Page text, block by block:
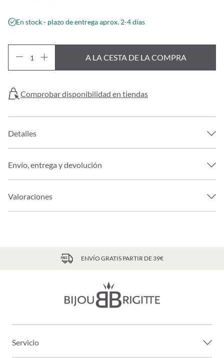
En stock - plazo de entrega aprox. 2-4 días
A LA CESTA DE LA COMPRA
Comprobar disponibilidad en tiendas
Detalles
Envío, entrega y devolución
Valoraciones
ENVÍO GRATIS PARTIR DE 39€
Servicio